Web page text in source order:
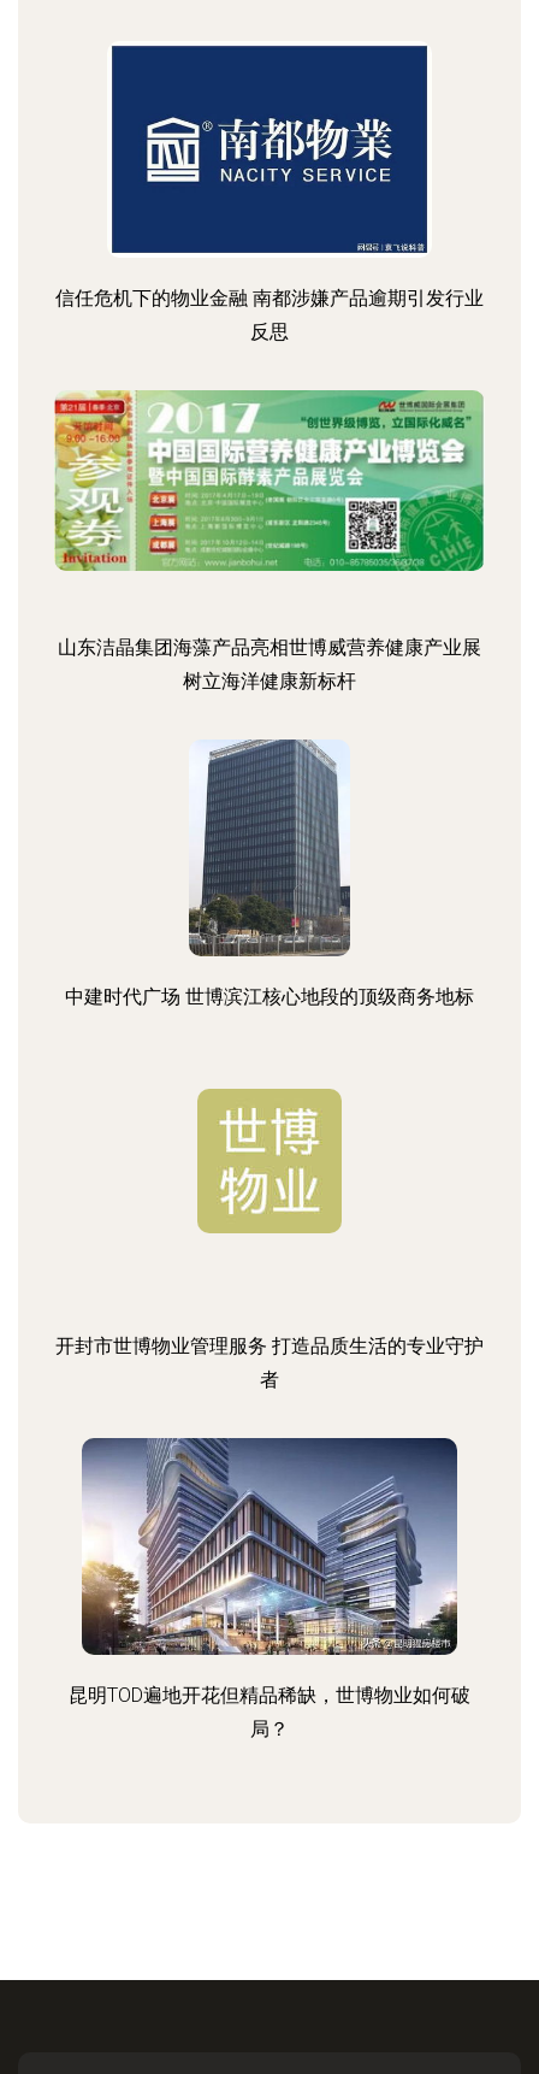
信任危机下的物业金融 南都涉嫌产品逾期引发行业
反思
山东洁晶集团海藻产品亮相世博威营养健康产业展
树立海洋健康新标杆
中建时代广场 世博滨江核心地段的顶级商务地标
开封市世博物业管理服务 打造品质生活的专业守护
者
昆明TOD遍地开花但精品稀缺，世博物业如何破
局？